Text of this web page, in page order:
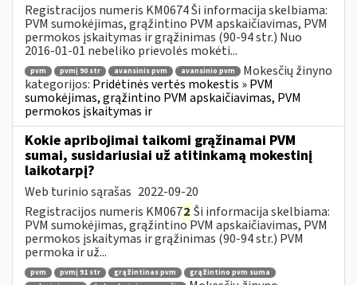
Registracijos numeris KM0674 Ši informacija skelbiama:
PVM sumokėjimas, grąžintino PVM apskaičiavimas, PVM
permokos įskaitymas ir grąžinimas (90-94 str.) Nuo
2016-01-01 nebeliko prievolės mokėti...
pvm pvmį 90 str avansinis pvm avansinio pvm
Mokesčių žinyno
kategorijos: Pridėtinės vertės mokestis » PVM
sumokėjimas, grąžintino PVM apskaičiavimas, PVM
permokos įskaitymas ir
Kokie apribojimai taikomi grąžinamai PVM
sumai, susidariusiai už atitinkamą mokestinį
laikotarpį?
Web turinio sąrašas 2022-09-20
Registracijos numeris KM0672 Ši informacija skelbiama:
PVM sumokėjimas, grąžintino PVM apskaičiavimas, PVM
permokos įskaitymas ir grąžinimas (90-94 str.) PVM
permoka ir už...
pvm pvmį 91 str grąžintinas pvm
grąžintino pvm suma